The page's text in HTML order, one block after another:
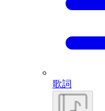
歌詞